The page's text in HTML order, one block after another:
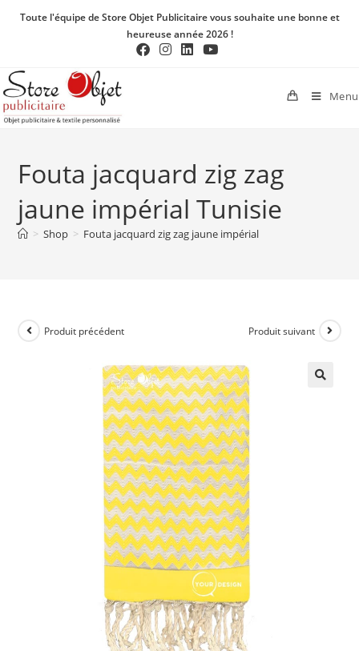
Toute l'équipe de Store Objet Publicitaire vous souhaite une bonne et
heureuse année 2026 !
Menu
Fouta jacquard zig zag
jaune impérial Tunisie
> Shop > Fouta jacquard zig zag jaune impérial
Produit précédent Produit suivant